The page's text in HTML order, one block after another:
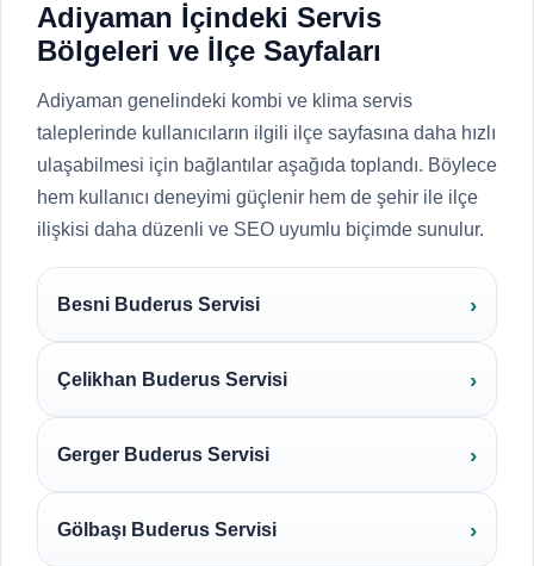
Adiyaman İçindeki Servis
Bölgeleri ve İlçe Sayfaları
Adiyaman genelindeki kombi ve klima servis
taleplerinde kullanıcıların ilgili ilçe sayfasına daha hızlı
ulaşabilmesi için bağlantılar aşağıda toplandı. Böylece
hem kullanıcı deneyimi güçlenir hem de şehir ile ilçe
ilişkisi daha düzenli ve SEO uyumlu biçimde sunulur.
Besni Buderus Servisi
Çelikhan Buderus Servisi
Gerger Buderus Servisi
Gölbaşı Buderus Servisi